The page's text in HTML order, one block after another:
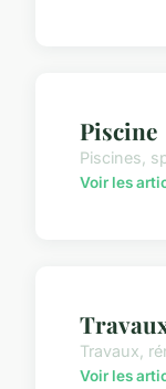
Piscine
Piscines,
Voir les
Travaux,
Voir les